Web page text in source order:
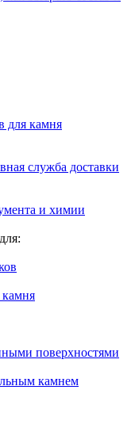
для камня
служба доставки
и химии
камня
поверхностями
камнем